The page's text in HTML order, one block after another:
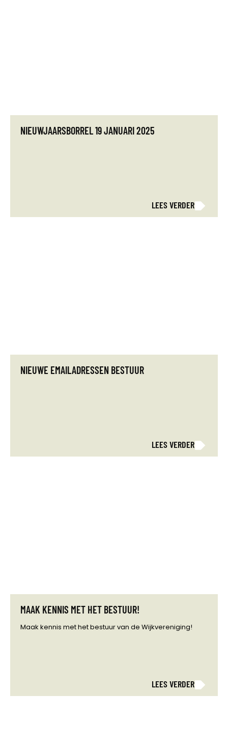
NIEUWJAARSBORREL 19 JANUARI 2025
LEES VERDER
NIEUWE EMAILADRESSEN BESTUUR
LEES VERDER
MAAK KENNIS MET HET BESTUUR!
Maak kennis met het bestuur van de Wijkvereniging!
LEES VERDER